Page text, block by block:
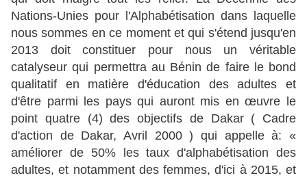
Nations-Unies pour l'Alphabétisation dans laquelle
nous sommes en ce moment et qui s'étend jusqu'en
2013 doit constituer pour nous un véritable
catalyseur qui permettra au Bénin de faire le bond
qualitatif en matière d'éducation des adultes et
d'être parmi les pays qui auront mis en œuvre le
point quatre (4) des objectifs de Dakar ( Cadre
d'action de Dakar, Avril 2000 ) qui appelle à: «
améliorer de 50% les taux d'alphabétisation des
adultes, et notamment des femmes, d'ici à 2015, et